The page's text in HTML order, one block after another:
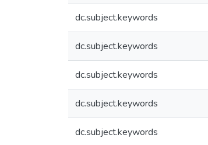
dc.subject.keywords
dc.subject.keywords
dc.subject.keywords
dc.subject.keywords
dc.subject.keywords